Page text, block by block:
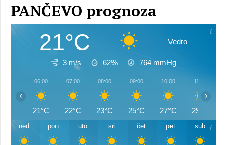
PANČEVO prognoza
21°C Vedro
3 m/s 62% 764 mmHg
06:00
21°C
07:00
22°C
08:00
23°C
09:00
25°C
10:00
27°C
11:00
29°C
‹ ›
ned pon uto sri čet pet sub